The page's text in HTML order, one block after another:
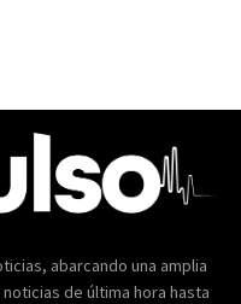
abarcando una amplia
de última hora hasta